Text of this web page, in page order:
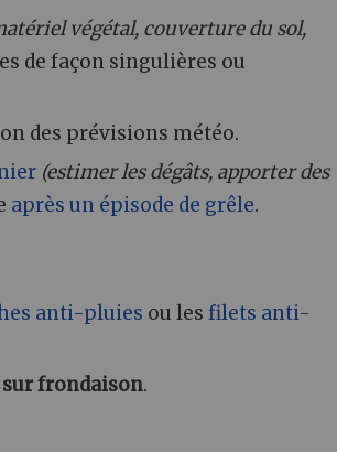
végétal, couverture du sol,
de façon singulières ou
des prévisions météo.
(estimer les dégâts, apporter des
après un épisode de grêle.
anti-pluies ou lesfilets anti-
frondaison.